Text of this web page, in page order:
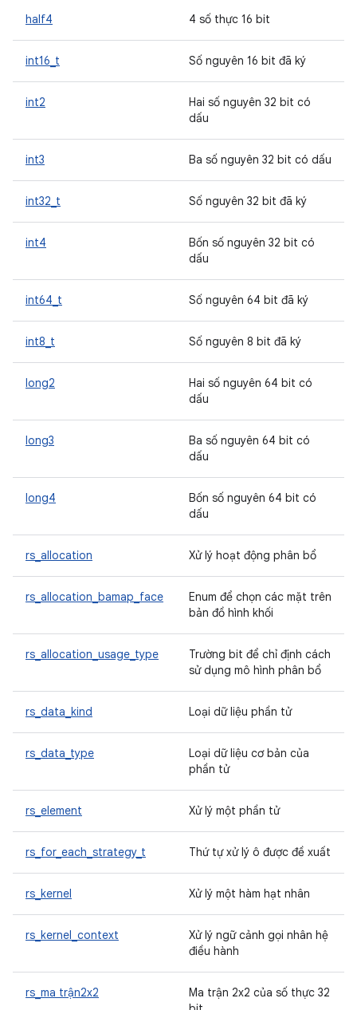
half4 4 số thực 16 bit
int16_t Số nguyên 16 bit đã ký
int2
Hai số nguyên 32 bit có
dấu
int3 Ba số nguyên 32 bit có dấu
int32_t Số nguyên 32 bit đã ký
int4
Bốn số nguyên 32 bit có
dấu
int64_t Số nguyên 64 bit đã ký
int8_t Số nguyên 8 bit đã ký
long2
Hai số nguyên 64 bit có
dấu
long3
Ba số nguyên 64 bit có
dấu
long4
Bốn số nguyên 64 bit có
dấu
rs_allocation Xử lý hoạt động phân bổ
rs_allocation_bamap_face
Enum để chọn các mặt trên
bản đồ hình khối
rs_allocation_usage_type
Trường bit để chỉ định cách
sử dụng mô hình phân bổ
rs_data_kind Loại dữ liệu phần tử
rs_data_type
Loại dữ liệu cơ bản của
phần tử
rs_element Xử lý một phần tử
rs_for_each_strategy_t Thứ tự xử lý ô được đề xuất
rs_kernel Xử lý một hàm hạt nhân
rs_kernel_context
Xử lý ngữ cảnh gọi nhân hệ
điều hành
rs_ma trận2x2
Ma trận 2x2 của số thực 32